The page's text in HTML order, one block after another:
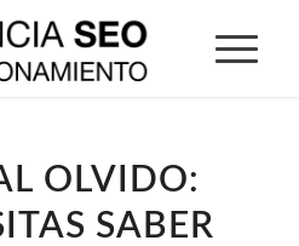
OLVIDO:
SABER